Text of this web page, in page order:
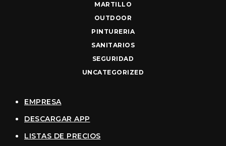
MARTILLO
OUTDOOR
PINTURERIA
SANITARIOS
SEGURIDAD
UNCATEGORIZED
EMPRESA
DESCARGAR APP
LISTAS DE PRECIOS